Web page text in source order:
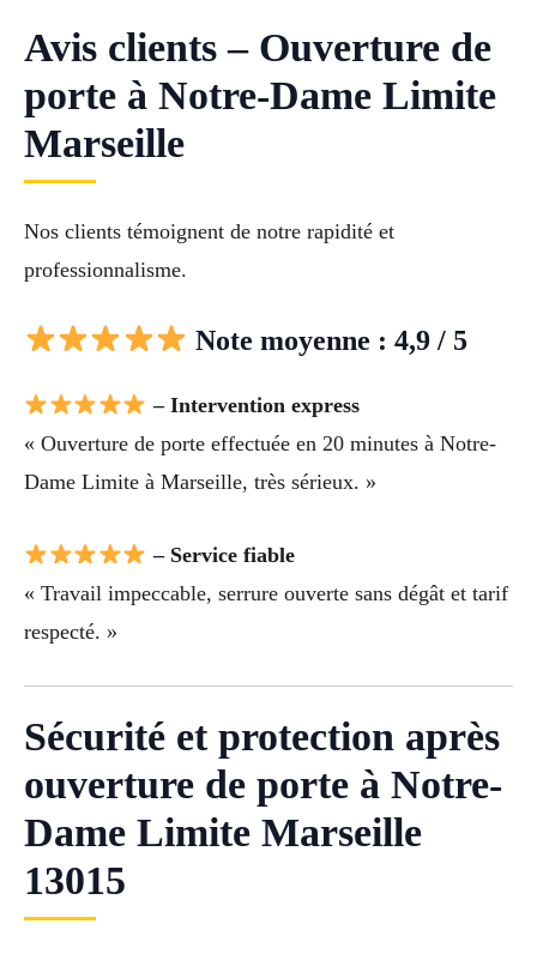
Avis clients – Ouverture de
porte à Notre-Dame Limite
Marseille
Nos clients témoignent de notre rapidité et
professionnalisme.
Note moyenne : 4,9 / 5
– Intervention express
« Ouverture de porte effectuée en 20 minutes à Notre-
Dame Limite à Marseille, très sérieux. »
– Service fiable
« Travail impeccable, serrure ouverte sans dégât et tarif
respecté. »
Sécurité et protection après
ouverture de porte à Notre-
Dame Limite Marseille
13015